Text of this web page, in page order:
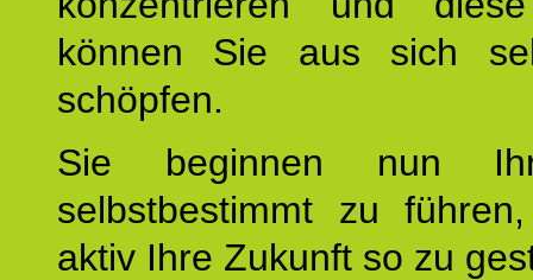
können Sie aus sich
schöpfen.
Sie beginnen nun
selbstbestimmt zu
aktiv Ihre Zukunft so zu